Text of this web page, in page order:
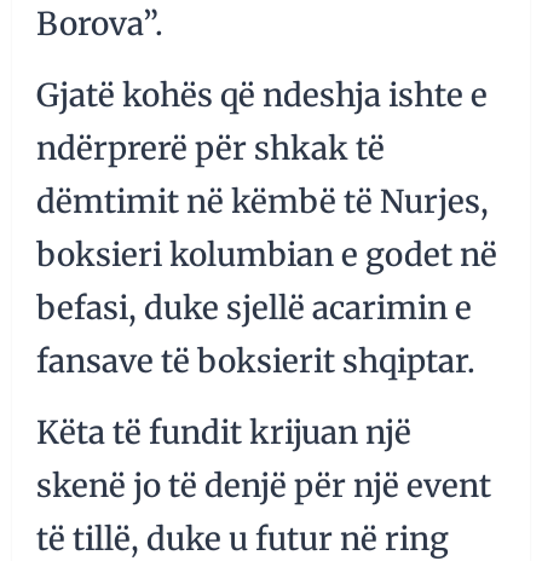
Borova”.
Gjatë kohës që ndeshja ishte e
ndërprerë për shkak të
dëmtimit në këmbë të Nurjes,
boksieri kolumbian e godet në
befasi, duke sjellë acarimin e
fansave të boksierit shqiptar.
Këta të fundit krijuan një
skenë jo të denjë për një event
të tillë, duke u futur në ring